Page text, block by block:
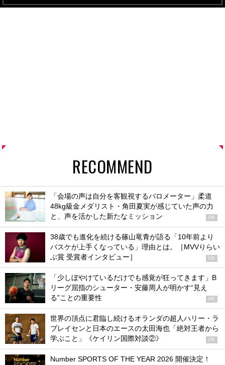
RECOMMEND
「会場の声は自分を客観視するバロメーター」柔道
48kg級金メダリスト・角田夏実が感じていた声の力
と、声を活かした新たなミッション
PR
38歳でも進化を続ける篠山竜青が語る「10年前より
バスケが上手くなっている」理由とは。［MVVりらい
ぶ賞 受賞者インタビュー］
PR
「少しぼやけているだけでも感覚が狂ってきます」B
リーグ屈指のシューター・安藤周人が明かす“見え
る”ことの重要性
PR
世界の頂点に君臨し続けるオランダの超人ハリー・ラ
ブレイセンと日本のエースの太田海也「絶対王者から
学ぶこと」《ケイリン国際対談②》
PR
Number SPORTS OF THE YEAR 2026 開催決定！